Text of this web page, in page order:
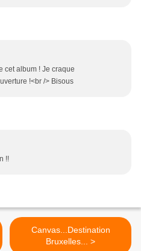
cet album ! Je craque
!<br /> Bisous
!!
Canvas...Destination
Bruxelles... >